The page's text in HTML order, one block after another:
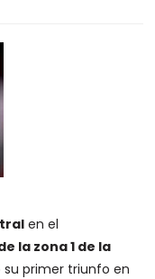
en el
la zona 1 de la
su primer triunfo en